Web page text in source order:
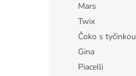
Mars
Twix
Čoko s tyčinkou
Gina
Piacelli